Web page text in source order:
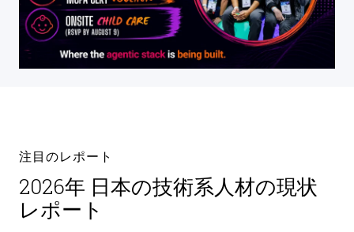
注目のレポート
2026年 日本の技術系人材の現状
レポート